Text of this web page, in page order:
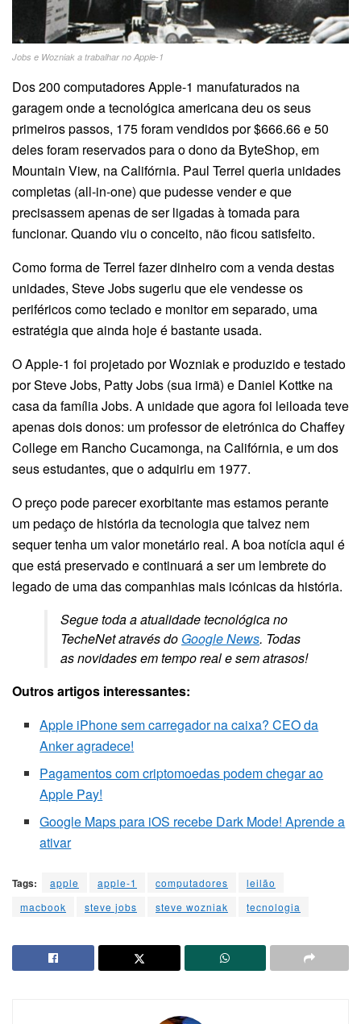
Jobs e Wozniak a trabalhar no Apple-1
Dos 200 computadores Apple-1 manufaturados na
garagem onde a tecnológica americana deu os seus
primeiros passos, 175 foram vendidos por $666.66 e 50
deles foram reservados para o dono da ByteShop, em
Mountain View, na Califórnia. Paul Terrel queria unidades
completas (all-in-one) que pudesse vender e que
precisassem apenas de ser ligadas à tomada para
funcionar. Quando viu o conceito, não ficou satisfeito.
Como forma de Terrel fazer dinheiro com a venda destas
unidades, Steve Jobs sugeriu que ele vendesse os
periféricos como teclado e monitor em separado, uma
estratégia que ainda hoje é bastante usada.
O Apple-1 foi projetado por Wozniak e produzido e testado
por Steve Jobs, Patty Jobs (sua irmã) e Daniel Kottke na
casa da família Jobs. A unidade que agora foi leiloada teve
apenas dois donos: um professor de eletrónica do Chaffey
College em Rancho Cucamonga, na Califórnia, e um dos
seus estudantes, que o adquiriu em 1977.
O preço pode parecer exorbitante mas estamos perante
um pedaço de história da tecnologia que talvez nem
sequer tenha um valor monetário real. A boa notícia aqui é
que está preservado e continuará a ser um lembrete do
legado de uma das companhias mais icónicas da história.
Segue toda a atualidade tecnológica no
TecheNet através do Google News. Todas
as novidades em tempo real e sem atrasos!
Outros artigos interessantes:
Apple iPhone sem carregador na caixa? CEO da
Anker agradece!
Pagamentos com criptomoedas podem chegar ao
Apple Pay!
Google Maps para iOS recebe Dark Mode! Aprende a
ativar
Tags: apple apple-1 computadores
leilão
macbook
steve jobs steve wozniak tecnologia